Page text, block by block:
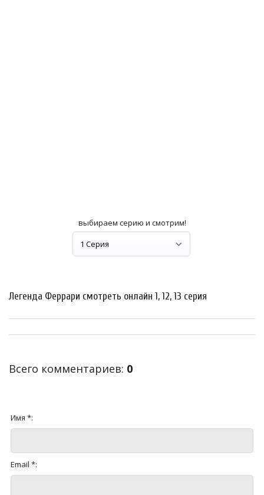
выбираем серию и смотрим!
Легенда Феррари смотреть онлайн 1, 12, 13 серия
Всего комментариев: 0
Имя *:
Email *: